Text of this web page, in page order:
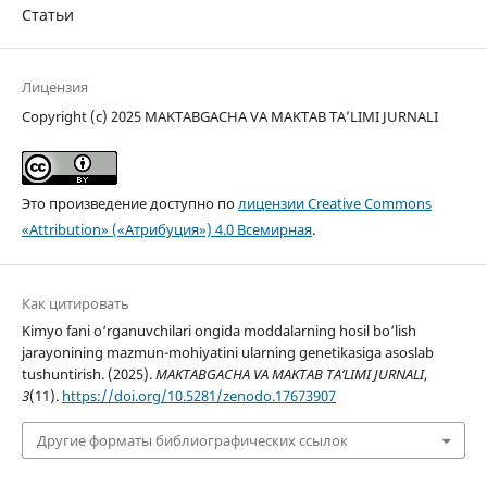
Статьи
Лицензия
Copyright (c) 2025 MAKTABGACHA VA MAKTAB TA’LIMI JURNALI
Это произведение доступно полицензии Creative Commons
«Attribution» («Атрибуция») 4.0 Всемирная.
Как цитировать
Kimyo fani o‘rganuvchilari ongida moddalarning hosil bo‘lish
jarayonining mazmun-mohiyatini ularning genetikasiga asoslab
tushuntirish. (2025).MAKTABGACHA VA MAKTAB TA’LIMI JURNALI,
3(11). https://doi.org/10.5281/zenodo.17673907
Другие форматы библиографических ссылок